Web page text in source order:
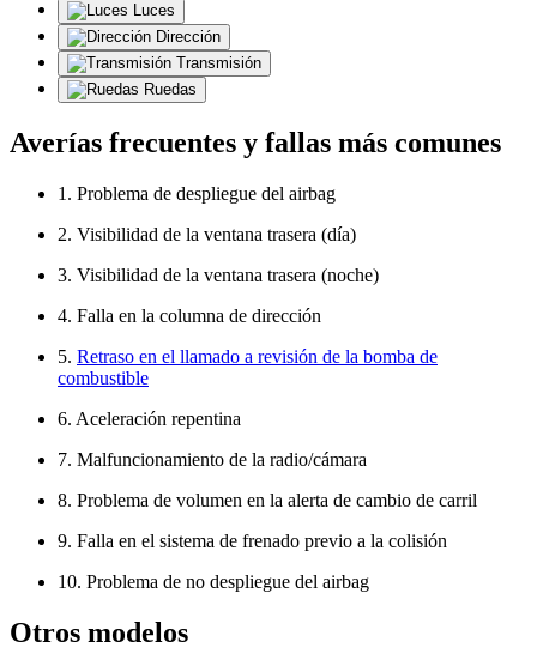
Luces
Dirección
Transmisión
Ruedas
Averías frecuentes y fallas más comunes
1. Problema de despliegue del airbag
2. Visibilidad de la ventana trasera (día)
3. Visibilidad de la ventana trasera (noche)
4. Falla en la columna de dirección
5. Retraso en el llamado a revisión de la bomba de
combustible
6. Aceleración repentina
7. Malfuncionamiento de la radio/cámara
8. Problema de volumen en la alerta de cambio de carril
9. Falla en el sistema de frenado previo a la colisión
10. Problema de no despliegue del airbag
Otros modelos